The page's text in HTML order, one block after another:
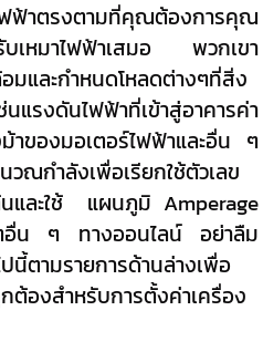
าตรงตามที่คุณต้องการคุณ
บเหมาไฟฟ้าเสมอ พวกเขา
มและกำหนดโหลดต่างๆที่สิ่ง
งดันไฟฟ้าที่เข้าสู่อาคารค่า
าของมอเตอร์ไฟฟ้าและอื่น ๆ
วณกำลังเพื่อเรียกใช้ตัวเลข
นและใช้ แผนภูมิ Amperage
ตอื่น ๆ ทางออนไลน์ อย่าลืม
ตามรายการด้านล่างเพื่อ
องสำหรับการตั้งค่าเครื่อง